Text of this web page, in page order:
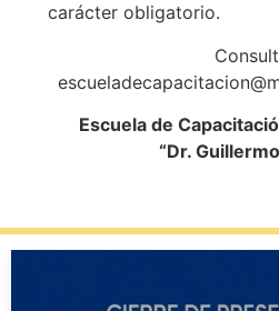
carácter obligatorio.
Escuela de
“Dr.